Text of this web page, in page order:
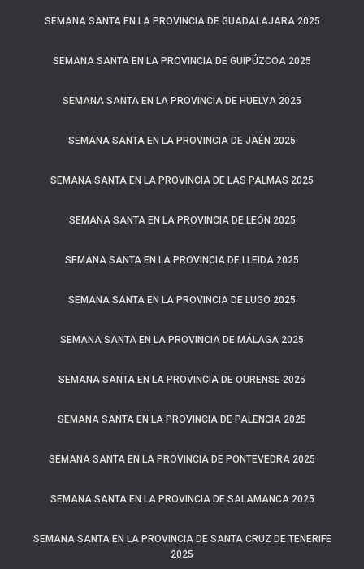
SEMANA SANTA EN LA PROVINCIA DE GUADALAJARA 2025
SEMANA SANTA EN LA PROVINCIA DE GUIPÚZCOA 2025
SEMANA SANTA EN LA PROVINCIA DE HUELVA 2025
SEMANA SANTA EN LA PROVINCIA DE JAÉN 2025
SEMANA SANTA EN LA PROVINCIA DE LAS PALMAS 2025
SEMANA SANTA EN LA PROVINCIA DE LEÓN 2025
SEMANA SANTA EN LA PROVINCIA DE LLEIDA 2025
SEMANA SANTA EN LA PROVINCIA DE LUGO 2025
SEMANA SANTA EN LA PROVINCIA DE MÁLAGA 2025
SEMANA SANTA EN LA PROVINCIA DE OURENSE 2025
SEMANA SANTA EN LA PROVINCIA DE PALENCIA 2025
SEMANA SANTA EN LA PROVINCIA DE PONTEVEDRA 2025
SEMANA SANTA EN LA PROVINCIA DE SALAMANCA 2025
SEMANA SANTA EN LA PROVINCIA DE SANTA CRUZ DE TENERIFE
2025